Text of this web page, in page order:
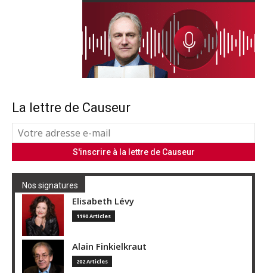
La lettre de Causeur
Nos signatures
Elisabeth Lévy
1190 Articles
Alain Finkielkraut
202 Articles